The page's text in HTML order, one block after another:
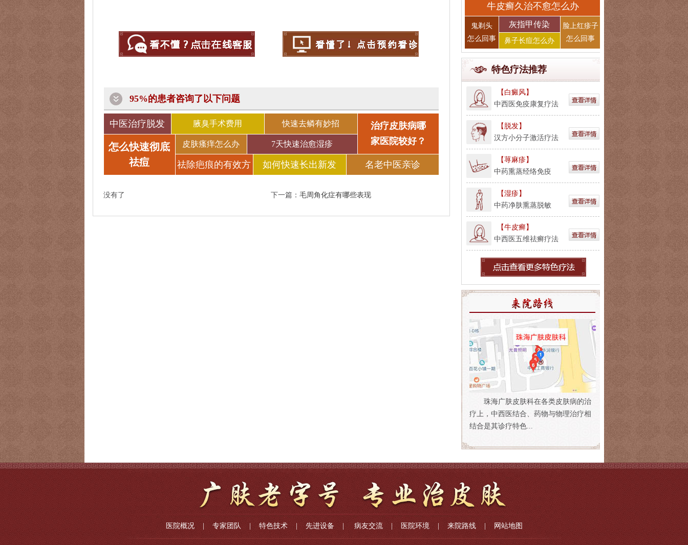
95%的患者咨询了以下问题
中医治疗脱发
怎么快速彻底
祛痘
腋臭手术费用
皮肤瘙痒怎么办
祛除疤痕的有效方
快速去鳞有妙招
7天快速治愈湿疹
如何快速长出新发
治疗皮肤病哪
家医院较好？
名老中医亲诊
没有了 下一篇： 毛周角化症有哪些表现
牛皮癣久治不愈怎么办
鬼剃头
怎么回事
灰指甲传染
鼻子长痘怎么办
脸上红疹子
怎么回事
特色疗法推荐
【白癜风】
中西医免疫康复疗法
【脱发】
汉方小分子激活疗法
【荨麻疹】
中药熏蒸经络免疫
【湿疹】
中药净肤熏蒸脱敏
【牛皮癣】
中西医五维祛癣疗法
珠海广肤皮肤科在各类皮肤病的治
疗上，中西医结合、药物与物理治疗相
结合是其诊疗特色...
医院概况 专家团队 特色技术 先进设备 病友交流 医院环境 来院路线 网站地图